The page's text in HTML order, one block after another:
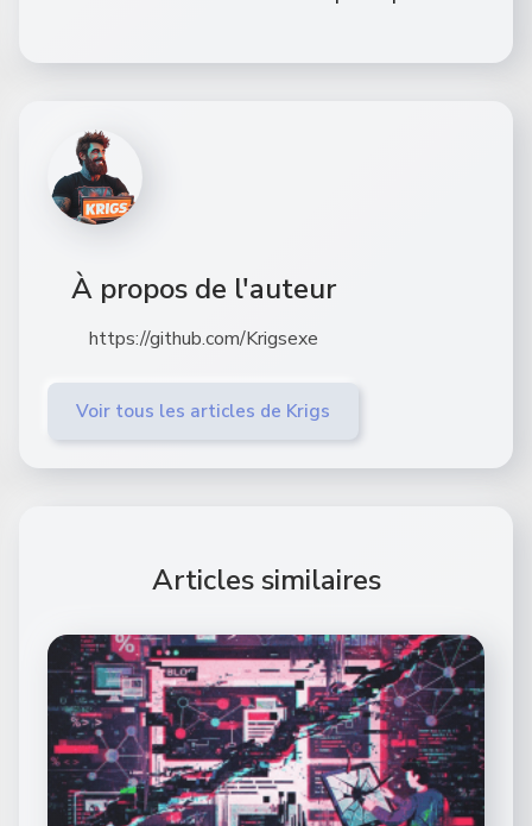
À propos de l'auteur
https://github.com/Krigsexe
Voir tous les articles de Krigs
Articles similaires